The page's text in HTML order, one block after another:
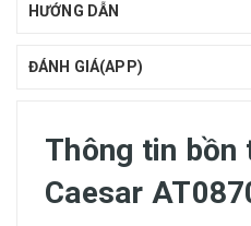
HƯỚNG DẪN
ĐÁNH GIÁ(APP)
Thông tin bồn
Caesar